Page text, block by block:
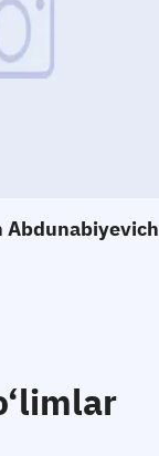
Abdunabiyevich